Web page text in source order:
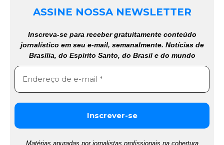
ASSINE NOSSA NEWSLETTER
Inscreva-se para receber gratuitamente conteúdo
jornalístico em seu e-mail, semanalmente. Notícias de
Brasília, do Espírito Santo, do Brasil e do mundo
Matérias apuradas por jornalistas profissionais na cobertura